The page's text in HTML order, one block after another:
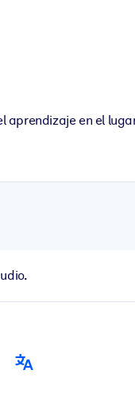
aprendizaje en el